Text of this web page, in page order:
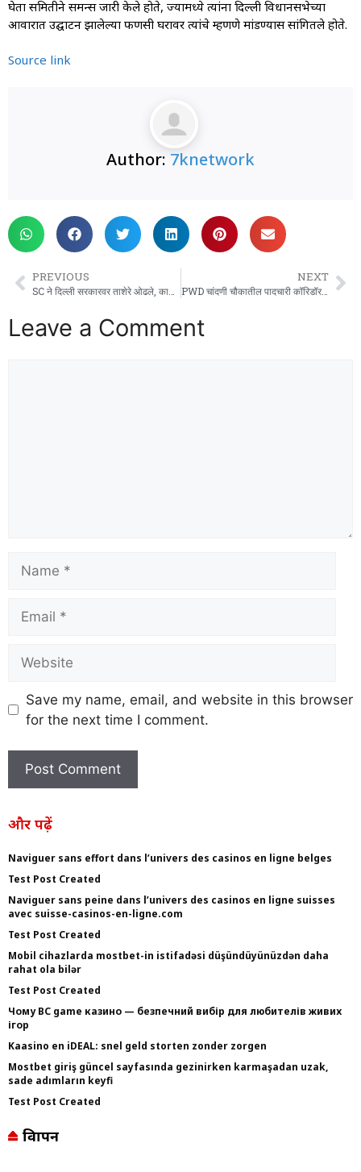
घेता समितीने समन्स जारी केले होते, ज्यामध्ये त्यांना दिल्ली विधानसभेच्या
आवारात उद्घाटन झालेल्या फणसी घरावर त्यांचे म्हणणे मांडण्यास सांगितले होते.
Source link
Author: 7knetwork
PREVIOUS NEXT
PWD चांदणी चौकातील पादचारी कॉरिडॉर ₹ 3.77 कोटींच्या योजनेसह दुरुस्त करणार आहे
Leave a Comment
Save my name, email, and website in this browser
for the next time I comment.
और पढ़ें
Naviguer sans effort dans l’univers des casinos en ligne belges
Test Post Created
Naviguer sans peine dans l’univers des casinos en ligne suisses
avec suisse-casinos-en-ligne.com
Test Post Created
Mobil cihazlarda mostbet-in istifadəsi düşündüyünüzdən daha
rahat ola bilər
Test Post Created
Чому BC game казино — безпечний вибір для любителів живих
ігор
Kaasino en iDEAL: snel geld storten zonder zorgen
Mostbet giriş güncel sayfasında gezinirken karmaşadan uzak,
sade adımların keyfi
Test Post Created
विज्ञापन